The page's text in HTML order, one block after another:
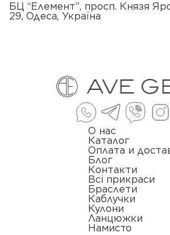
БЦ “Елемент”, просп. Князя
29, Одеса, Україна
О нас
Каталог
Оплата и
Блог
Контакти
Всі прикраси
Браслети
Каблучки
Кулони
Ланцюжки
Намисто